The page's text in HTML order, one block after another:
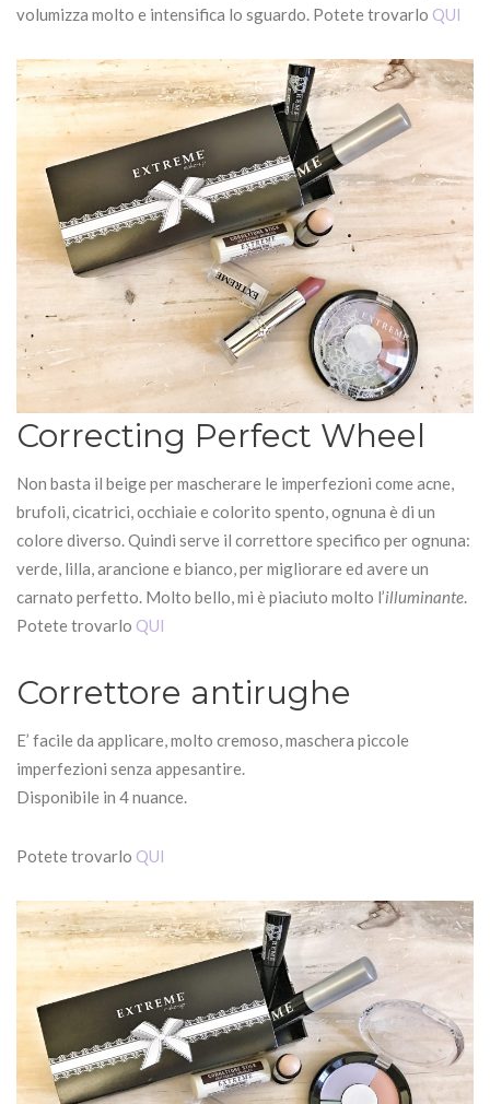
volumizza molto e intensifica lo sguardo. Potete trovarlo QUI
Correcting Perfect Wheel
Non basta il beige per mascherare le imperfezioni come acne,
brufoli, cicatrici, occhiaie e colorito spento, ognuna è di un
colore diverso. Quindi serve il correttore specifico per ognuna:
verde, lilla, arancione e bianco, per migliorare ed avere un
carnato perfetto. Molto bello, mi è piaciuto molto l’illuminante
Potete trovarlo QUI
Correttore antirughe
E’ facile da applicare, molto cremoso, maschera piccole
imperfezioni senza appesantire.
Disponibile in 4 nuance.
Potete trovarlo QUI